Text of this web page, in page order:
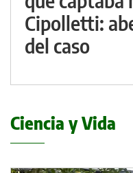
Cipolletti:
del caso
Ciencia y Vida